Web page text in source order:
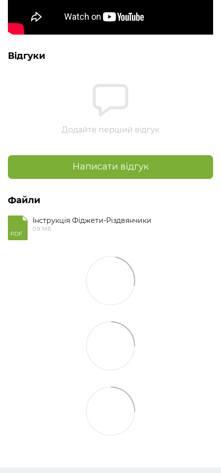
Відгуки
Додайте перший відгук
Написати відгук
Файли
PDF
Інструкція Фіджети-Різдвянчики
0.9 МБ